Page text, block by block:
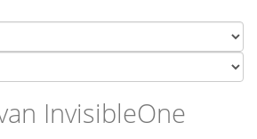
InvisibleOne